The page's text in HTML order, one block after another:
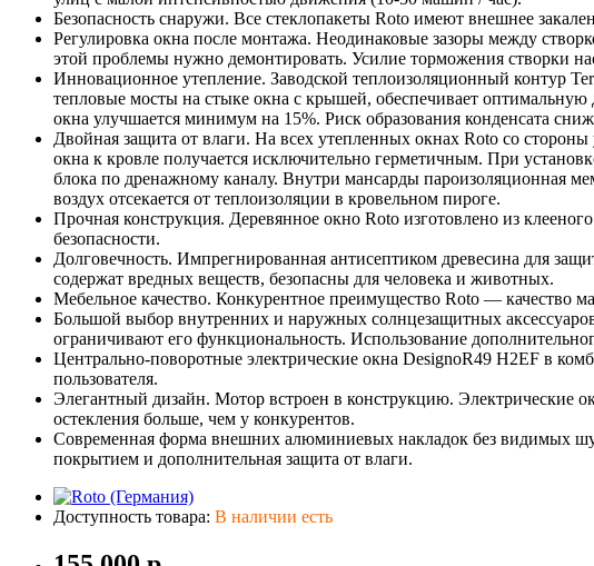
Безопасность снаружи. Все стеклопакеты Roto имеют внешнее
Регулировка окна после монтажа. Неодинаковые зазоры между
этой проблемы нужно демонтировать. Усилие торможения створки
Инновационное утепление. Заводской теплоизоляционный контур
тепловые мосты на стыке окна с крышей, обеспечивает
окна улучшается минимум на 15%. Риск образования конденсата
Двойная защита от влаги. На всех утепленных окнах Roto со
окна к кровле получается исключительно герметичным. При
блока по дренажному каналу. Внутри мансарды пароизоляционная
воздух отсекается от теплоизоляции в кровельном пироге.
Прочная конструкция. Деревянное окно Roto изготовлено из
безопасности.
Долговечность. Импрегнированная антисептиком древесина для
содержат вредных веществ, безопасны для человека и животных.
Мебельное качество. Конкурентное преимущество Roto — качество
Большой выбор внутренних и наружных солнцезащитных
ограничивают его функциональность. Использование
Центрально-поворотные электрические окна DesignoR49 H2EF в
пользователя.
Элегантный дизайн. Мотор встроен в конструкцию. Электрические
остекления больше, чем у конкурентов.
Современная форма внешних алюминиевых накладок без видимых
покрытием и дополнительная защита от влаги.
Доступность товара: В наличии есть